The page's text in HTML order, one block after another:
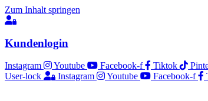
Zum Inhalt springen
Kundenlogin
Instagram Youtube Facebook-f Tiktok
User-lock
Instagram Youtube Facebook-f